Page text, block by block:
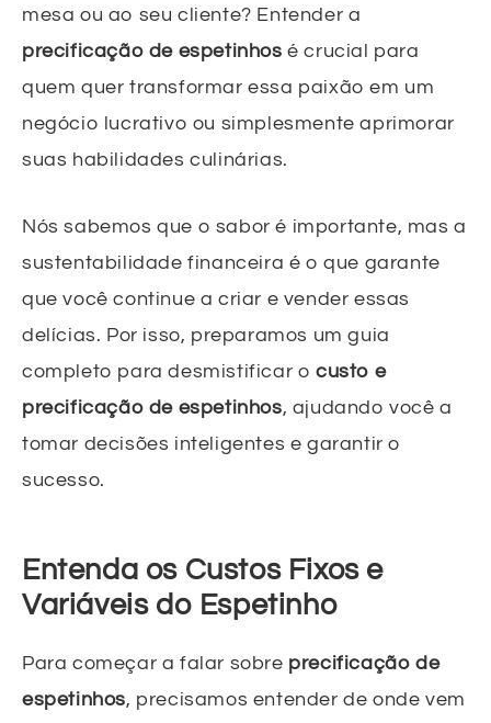
mesa ou ao seu cliente? Entender a
precificação de espetinhos é crucial para
quem quer transformar essa paixão em um
negócio lucrativo ou simplesmente aprimorar
suas habilidades culinárias.
Nós sabemos que o sabor é importante, mas a
sustentabilidade financeira é o que garante
que você continue a criar e vender essas
delícias. Por isso, preparamos um guia
completo para desmistificar ocusto e
precificação de espetinhos, ajudando você a
tomar decisões inteligentes e garantir o
sucesso.
Entenda os Custos Fixos e
Variáveis do Espetinho
Para começar a falar sobre precificação de
espetinhos, precisamos entender de onde vem